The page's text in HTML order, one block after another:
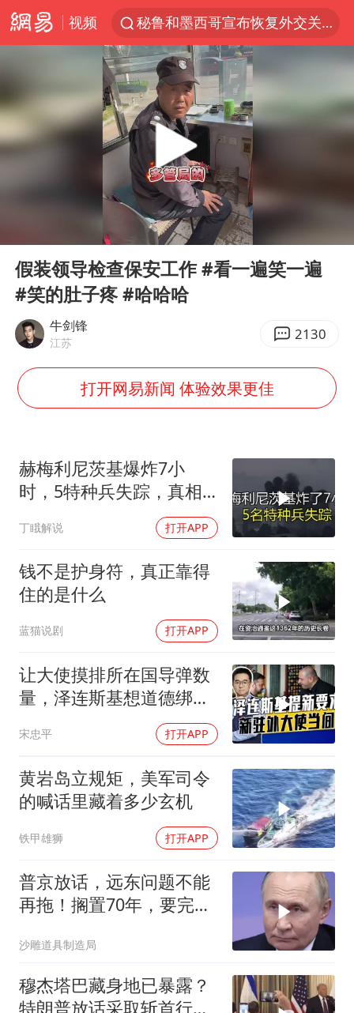
视频
秘鲁和墨西哥宣布恢复外交关系
中医教你一招提升气血
全球首个长时储能一体化产业园量产
胜宏科技：股票交易异常波动
中巨芯：上半年归母净利润1405.77万元
美股存储板块集体大跌
U17国足点球大战淘汰河床晋级决赛
百花奖开幕式
38岁演员求职万岁山NPC成功
我国外贸延续良好增长态势
欧阳娜娜窦靖童好搭
夯实基础开新局
Play
假装领导检查保安工作 #看一遍笑一遍
#笑的肚子疼 #哈哈哈
牛剑锋
江苏 2130
打开网易新闻 体验效果更佳
赫梅利尼茨基爆炸7小
时，5特种兵失踪，真相
丁睋解说 打开APP
钱不是护身符，真正靠得
住的是什么
蓝猫说剧 打开APP
让大使摸排所在国导弹数
量，泽连斯基想道德绑架
宋忠平 打开APP
黄岩岛立规矩，美军司令
的喊话里藏着多少玄机
铁甲雄狮 打开APP
普京放话，远东问题不能
再拖！搁置70年，要完成
沙雕道具制造局
穆杰塔巴藏身地已暴露？
特朗普放话采取斩首行